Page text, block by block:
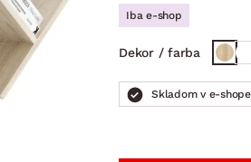
DOMÁCE SPOTREBIČE
Iba e-shop
Dekor / farba
Skladom v e-shope